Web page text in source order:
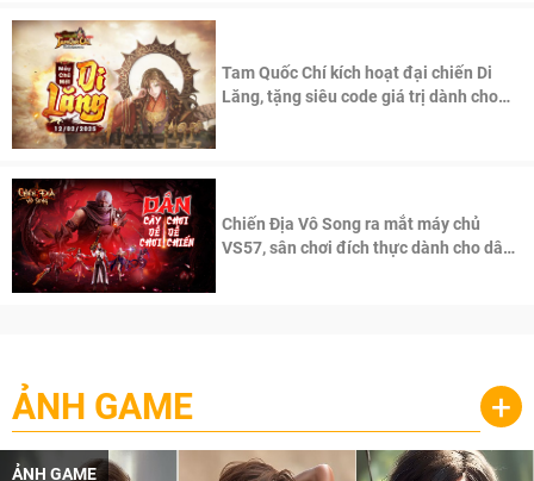
Tam Quốc Chí kích hoạt đại chiến Di
Lăng, tặng siêu code giá trị dành cho
Chiến Địa Vô Song ra mắt máy chủ
VS57, sân chơi đích thực dành cho dân
ẢNH GAME +
ẢNH GAME